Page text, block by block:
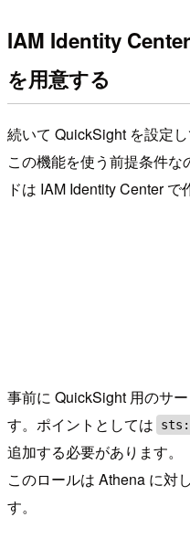
IAM Identity
を用意する
続いて QuickSight を設定し
この機能を使う前提条件
ドは IAM Identity Center で
事前に QuickSight 用のサ
す。ポイントとしては
追加する必要があります。
このロールは Athena に対
す。